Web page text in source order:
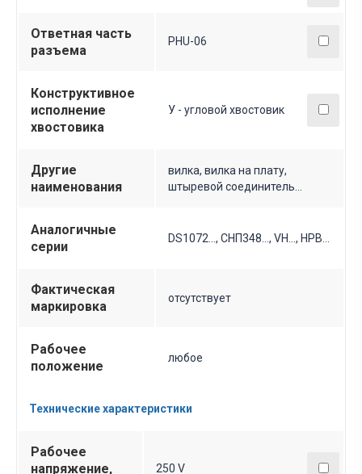
Ответная часть
разъема
PHU-06
Конструктивное
исполнение
хвостовика
У - угловой хвостовик
Другие
наименования
вилка, вилка на плату,
штыревой соединитель...
Аналогичные
серии
DS1072..., СНП348..., VH..., HPB…
Фактическая
маркировка
отсутствует
Рабочее
положение
любое
Технические характеристики
Рабочее
напряжение,
250 V